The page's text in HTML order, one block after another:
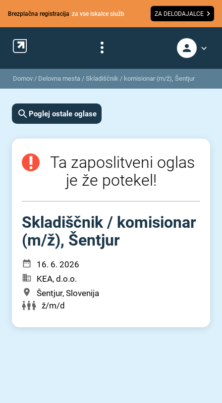
Brezplačna registracija za vse iskalce služb ZA DELODAJALCE
Domov / Delovna mesta / Skladiščnik / komisionar (m/ž), Šentjur
Poglej ostale oglase
Ta zaposlitveni oglas
je že potekel!
Skladiščnik ⁠/⁠ komisionar
(m⁠/⁠ž), Šentjur
16. 6. 2026
KEA, d.o.o.
Šentjur, Slovenija
ž/m/d